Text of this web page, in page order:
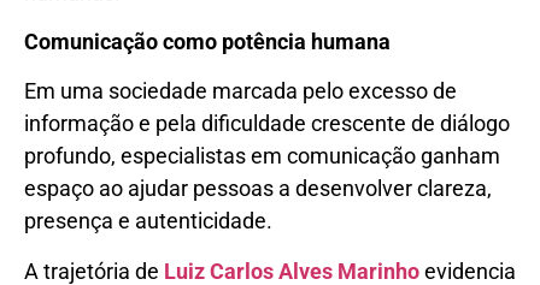
Comunicação como potência humana
Em uma sociedade marcada pelo excesso de
informação e pela dificuldade crescente de diálogo
profundo, especialistas em comunicação ganham
espaço ao ajudar pessoas a desenvolver clareza,
presença e autenticidade.
A trajetória de Luiz Carlos Alves Marinhoevidencia